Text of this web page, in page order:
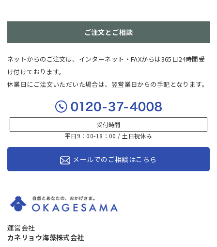
ご注文とご相談
ネットからのご注文は、インターネット・FAXからは365日24時間受
け付けております。
休業日にご注文いただいた場合は、翌営業日からの手配となります。
受付時間
平日9：00-18：00 / 土日祝休み
メールでのご相談はこちら
運営会社
カネリョウ海藻株式会社